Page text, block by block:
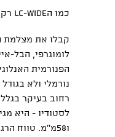
כמו הLC-WIDE רק
קבלו את מצלמת
לומוגרפי, הבל-
הפנורמית
נורמלי ולא
רחוב בעיקר